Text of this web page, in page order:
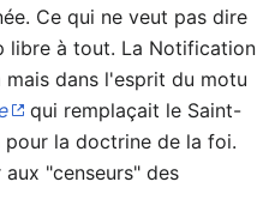
Ce qui ne veut pas dire
libre à tout. La Notification
dans l'esprit du motu
qui remplaçait le Saint-
la doctrine de la foi.
"censeurs" des